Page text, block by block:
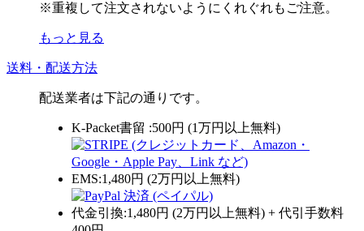
※重複して注文されないようにくれぐれもご注意。
もっと見る
送料・配送方法
配送業者は下記の通りです。
K-Packet書留 :500円 (1万円以上無料)
EMS:1,480円 (2万円以上無料)
代金引換:1,480円 (2万円以上無料) + 代引手数料